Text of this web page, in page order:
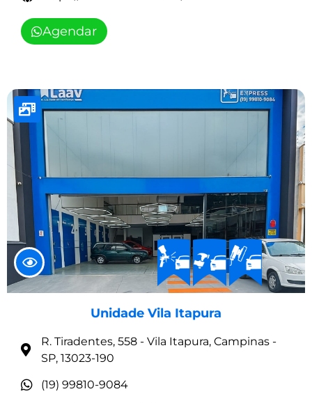
Agendar
Unidade Vila Itapura
R. Tiradentes, 558 - Vila Itapura, Campinas -
SP, 13023-190
(19) 99810-9084